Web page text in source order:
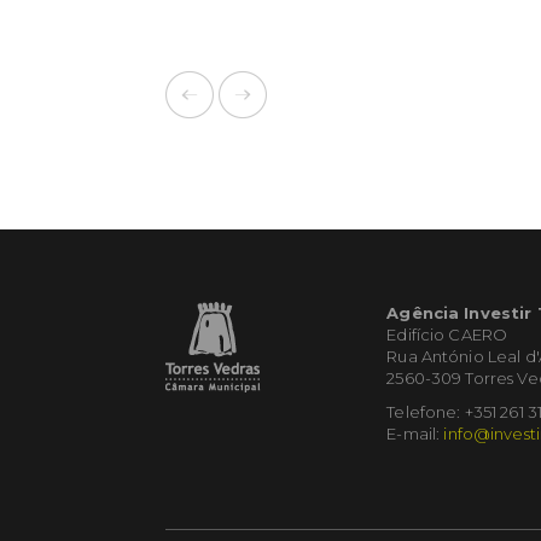
Agência Investir
Edifício CAERO
Rua António Leal
2560-309 Torres
Telefone: +351 261
E-mail: